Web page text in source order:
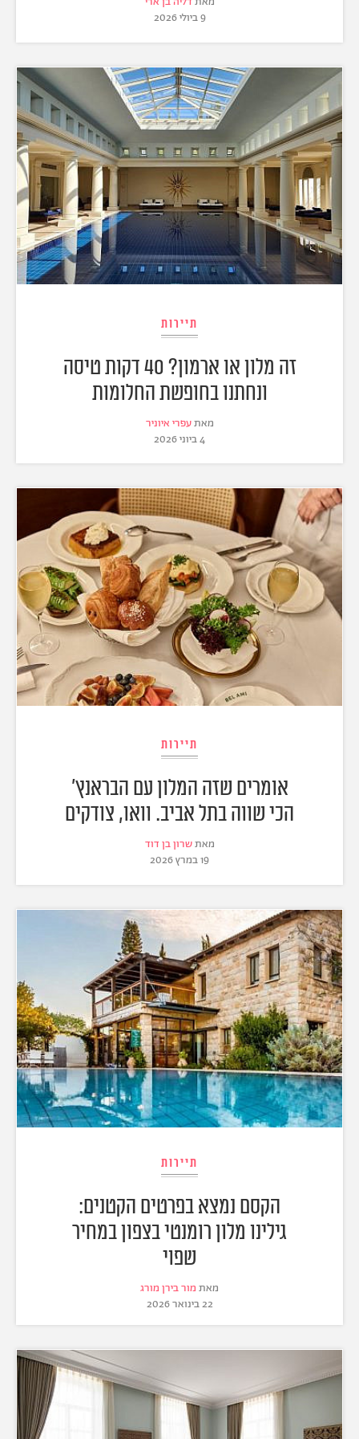
9 ביולי 2026
תיירות
זה מלון או ארמון? 40 דקות טיסה
ונחתנו בחופשת החלומות
מאתעפרי איוניר
4 ביוני 2026
תיירות
אומרים שזה המלון עם הבראנץ'
הכי שווה בתל אביב. וואו, צודקים
מאתשרון בן דוד
19 במרץ 2026
תיירות
הקסם נמצא בפרטים הקטנים:
גילינו מלון רומנטי בצפון במחיר
שפוי
מאת מור בירן מורג
22 בינואר 2026